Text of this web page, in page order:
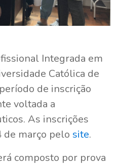
Integrada em
Católica de
de inscrição
voltada a
As inscrições
de março pelo site.
composto por prova